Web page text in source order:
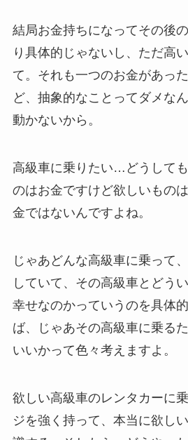
結局お金持ちになってその後
り具体的じゃないし、ただ高
て。それも一つのお金があっ
ど、抽象的なことってダメな
動かないから。
高級車に乗りたい…どうして
のはお金ですけど欲しいもの
金ではないんですよね。
じゃあどんな高級車に乗って
していて、その高級車とどう
幸せなのかっていうのを具体
ば、じゃあその高級車に乗る
いいかって色々考えますよ。
欲しい高級車のレンタカーに
ジを強く持って、本当に欲し